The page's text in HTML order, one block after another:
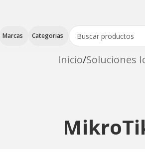
Marcas Categorias
Inicio Soluciones